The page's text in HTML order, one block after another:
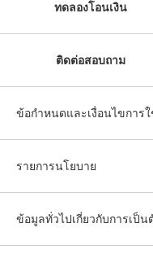
ทดลองโอนเงิน
ติดต่อสอบถาม
ข้อกำหนดและเงื่อนไขการ
รายการนโยบาย
ข้อมูลทั่วไปเกี่ยวกับการเป็